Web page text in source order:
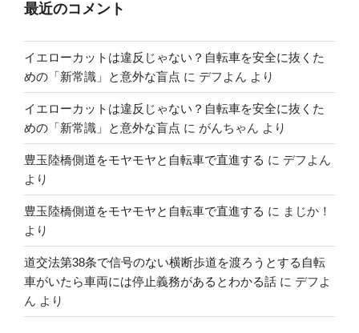
最近のコメント
イエローカットは違反じゃない？自転車を安全に抜くた
めの「新常識」と意外な盲点 に デフよん より
イエローカットは違反じゃない？自転車を安全に抜くた
めの「新常識」と意外な盲点 に がんちゃん より
豊玉陸橋側道をモヤモヤと自転車で直進する に デフよん
より
豊玉陸橋側道をモヤモヤと自転車で直進する に まじか！
より
道交法第38条で信号のない横断歩道を渡ろうとする自転
車がいたら車両には停止義務があるとわかる話 に デフよ
ん より